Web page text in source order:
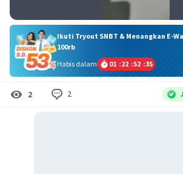
Ikuti Tryout SNBT & Menangkan E-
100rb
Habis dalam
01 :22 :52 :35
2 2